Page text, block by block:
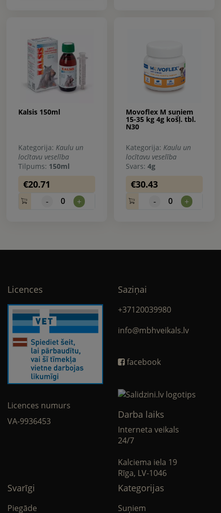
Kalsis 150ml
Kategorija: Kaulu un
locītavu veselība
Tilpums: 150ml
€20.71
- 0 +
Movoflex M suņiem
15-35 kg 4g košļ. tbl.
N30
Kategorija: Kaulu un
locītavu veselība
Svars: 4g
€30.43
- 0 +
Licences
Licences numurs
VA-9936453
Saziņai
+37120039980
info@mbhveikals.lv
facebook
Darba laiks
Interneta veikals
24/7
Kalciema iela 19
Rīga, LV-1046
Svarīgi
Piegāde
Kategorijas
Suņiem